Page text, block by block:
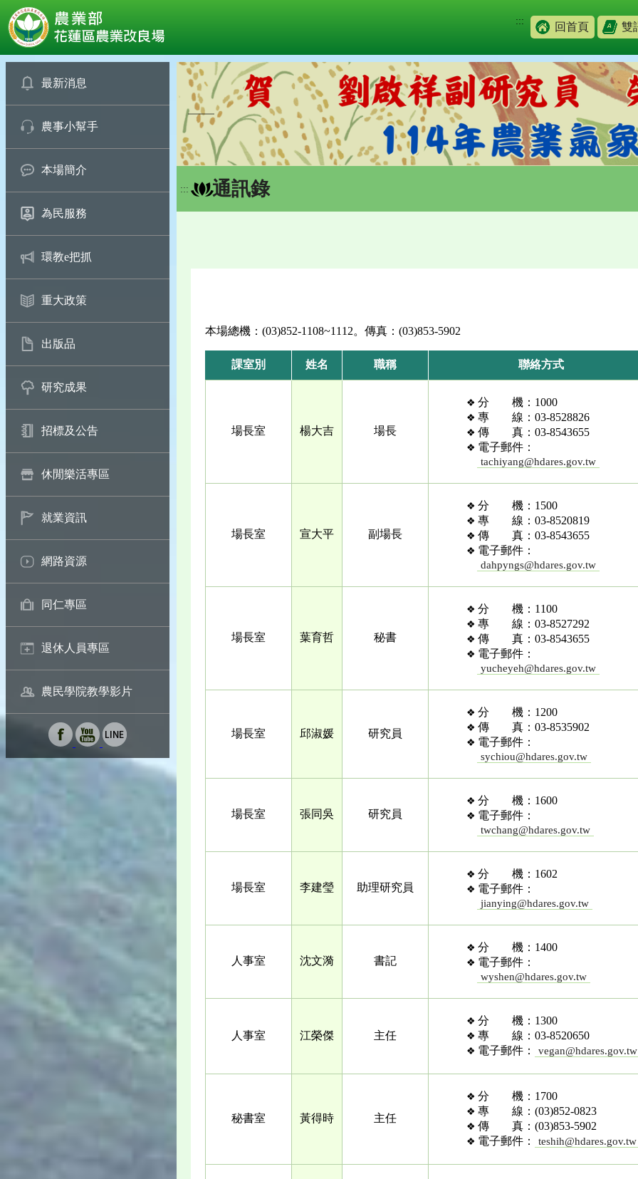
::: 回首頁 雙
最新消息
農事小幫手
本場簡介
為民服務
環教e把抓
重大政策
出版品
研究成果
招標及公告
休閒樂活專區
就業資訊
網路資源
同仁專區
退休人員專區
農民學院教學影片
::: 通訊錄
本場總機：(03)852-1108~1112。傳真：(03)853-5902
課室別 姓名 職稱 聯絡方式
場長室 楊大吉 場長
分 機：1000
專 線：03-8528826
傳 真：03-8543655
電子郵件：
tachiyang@hdares.gov.tw
場長室 宣大平 副場長
分 機：1500
專 線：03-8520819
傳 真：03-8543655
電子郵件：
dahpyngs@hdares.gov.tw
場長室 葉育哲 秘書
分 機：1100
專 線：03-8527292
傳 真：03-8543655
電子郵件：
yucheyeh@hdares.gov.tw
場長室 邱淑媛 研究員
分 機：1200
傳 真：03-8535902
電子郵件：
sychiou@hdares.gov.tw
場長室 張同吳 研究員
分 機：1600
電子郵件：
twchang@hdares.gov.tw
場長室 李建瑩 助理研究員
分 機：1602
電子郵件：
jianying@hdares.gov.tw
人事室 沈文漪 書記
分 機：1400
電子郵件：
wyshen@hdares.gov.tw
人事室 江榮傑 主任
分 機：1300
專 線：03-8520650
電子郵件：
vegan@hdares.gov.tw
秘書室 黃得時 主任
分 機：1700
專 線：(03)852-0823
傳 真：(03)853-5902
電子郵件：
teshih@hdares.gov.tw